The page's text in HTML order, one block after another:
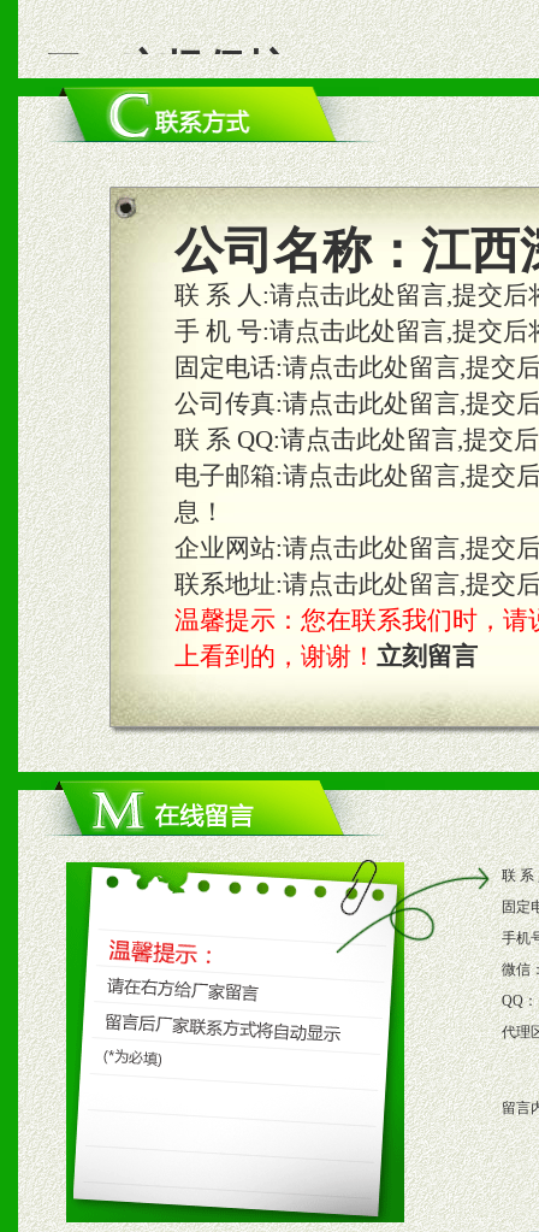
二、市场保护
1、统一市场价格；建立全
商利润。
2、区域独家经营；建立区
合作关系。
三、物料及媒体
1、免费提供体验及宣传彩
2、不定期在各大知名网站
知名度和影响力。
3、根据地方实际情况提供
具。
四、市场操作及支持
1、根据区域市场协助制定
2、根据具体情况公司给予
3、根据市场需要，派驻区
保产品顺利销售。
4、根据市场情况公司给予
购支持。
五、退换货制度
1、给予前期市场操作一定
公司名称： 江西
联 系 人:请点击此处留言,提交
手 机 号:请点击此处留言,提交
固定电话:请点击此处留言,提交
公司传真:请点击此处留言,提交
联 系 QQ:请点击此处留言,提交
电子邮箱:请点击此处留言,提交
息！
企业网站:请点击此处留言,提交
联系地址:请点击此处留言,提交
温馨提示：您在联系我们时，请
上看到的，谢谢！ 立刻留言
联 系
固定
手机
微信
QQ：
代理
留言